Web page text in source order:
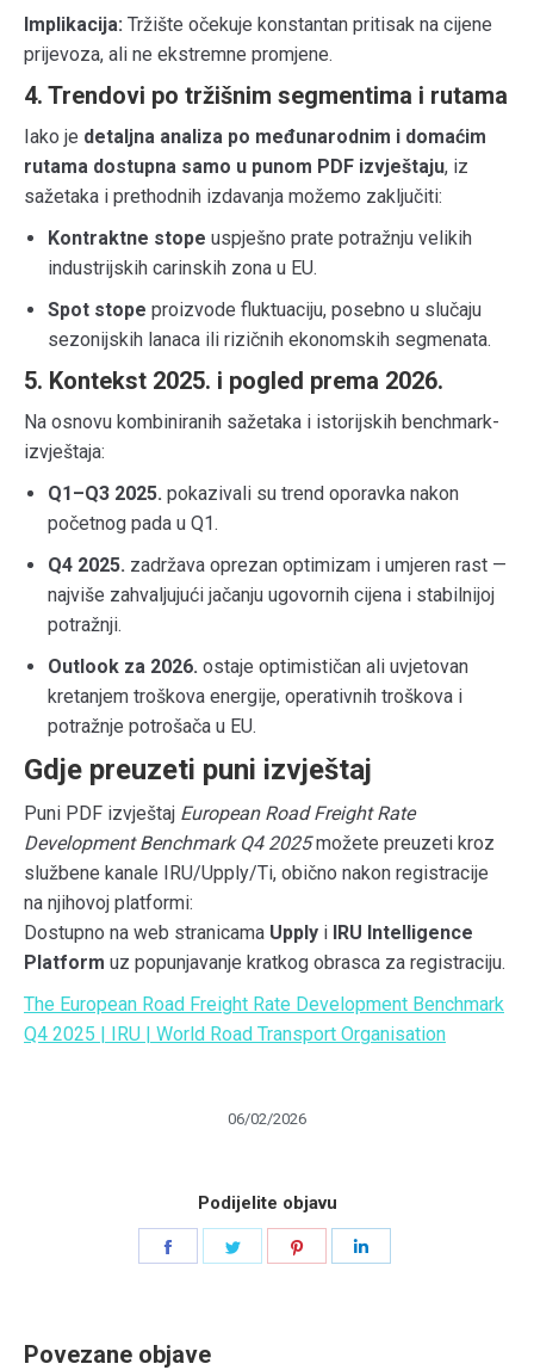
Implikacija: Tržište očekuje konstantan pritisak na cijene
prijevoza, ali ne ekstremne promjene.
4. Trendovi po tržišnim segmentima i rutama
Iako je detaljna analiza po međunarodnim i domaćim
rutama dostupna samo u punom PDF izvještaju, iz
sažetaka i prethodnih izdavanja možemo zaključiti:
Kontraktne stope uspješno prate potražnju velikih
industrijskih carinskih zona u EU.
Spot stope proizvode fluktuaciju, posebno u slučaju
sezonijskih lanaca ili rizičnih ekonomskih segmenata.
5. Kontekst 2025. i pogled prema 2026.
Na osnovu kombiniranih sažetaka i istorijskih benchmark-
izvještaja:
Q1–Q3 2025. pokazivali su trend oporavka nakon
početnog pada u Q1.
Q4 2025. zadržava oprezan optimizam i umjeren rast —
najviše zahvaljujući jačanju ugovornih cijena i stabilnijoj
potražnji.
Outlook za 2026. ostaje optimističan ali uvjetovan
kretanjem troškova energije, operativnih troškova i
potražnje potrošača u EU.
Gdje preuzeti puni izvještaj
Puni PDF izvještaj European Road Freight Rate
Development Benchmark Q4 2025možete preuzeti kroz
službene kanale IRU/Upply/Ti, obično nakon registracije
na njihovoj platformi:
Dostupno na web stranicama Upply i IRU Intelligence
Platform uz popunjavanje kratkog obrasca za registraciju.
The European Road Freight Rate Development Benchmark
Q4 2025 | IRU | World Road Transport Organisation
06/02/2026
Podijelite objavu
Povezane objave